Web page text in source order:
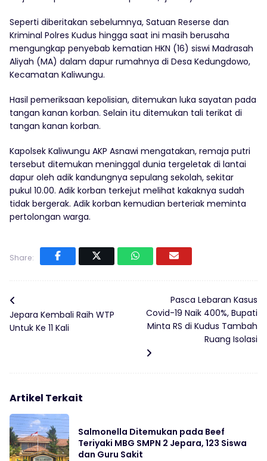
Seperti diberitakan sebelumnya, Satuan Reserse dan
Kriminal Polres Kudus hingga saat ini masih berusaha
mengungkap penyebab kematian HKN (16) siswi Madrasah
Aliyah (MA) dalam dapur rumahnya di Desa Kedungdowo,
Kecamatan Kaliwungu.
Hasil pemeriksaan kepolisian, ditemukan luka sayatan pada
tangan kanan korban. Selain itu ditemukan tali terikat di
tangan kanan korban.
Kapolsek Kaliwungu AKP Asnawi mengatakan, remaja putri
tersebut ditemukan meninggal dunia tergeletak di lantai
dapur oleh adik kandungnya sepulang sekolah, sekitar
pukul 10.00. Adik korban terkejut melihat kakaknya sudah
tidak bergerak. Adik korban kemudian berteriak meminta
pertolongan warga.
Share:
Jepara Kembali Raih WTP
Untuk Ke 11 Kali
Pasca Lebaran Kasus
Covid-19 Naik 400%, Bupati
Minta RS di Kudus Tambah
Ruang Isolasi
Artikel Terkait
Salmonella Ditemukan pada Beef
Teriyaki MBG SMPN 2 Jepara, 123 Siswa
dan Guru Sakit